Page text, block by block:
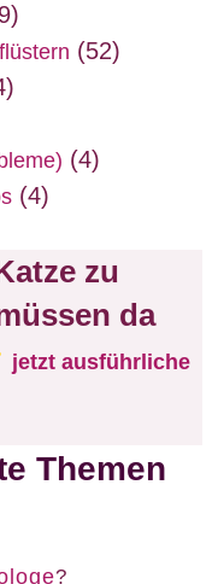
(52)
(4)
(4)
zu
da
jetzt ausführliche
Themen
?